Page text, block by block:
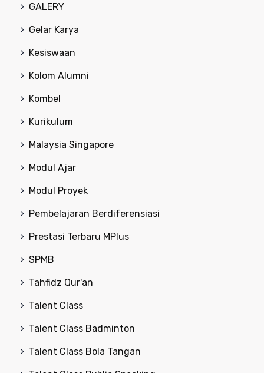
GALERY
Gelar Karya
Kesiswaan
Kolom Alumni
Kombel
Kurikulum
Malaysia Singapore
Modul Ajar
Modul Proyek
Pembelajaran Berdiferensiasi
Prestasi Terbaru MPlus
SPMB
Tahfidz Qur'an
Talent Class
Talent Class Badminton
Talent Class Bola Tangan